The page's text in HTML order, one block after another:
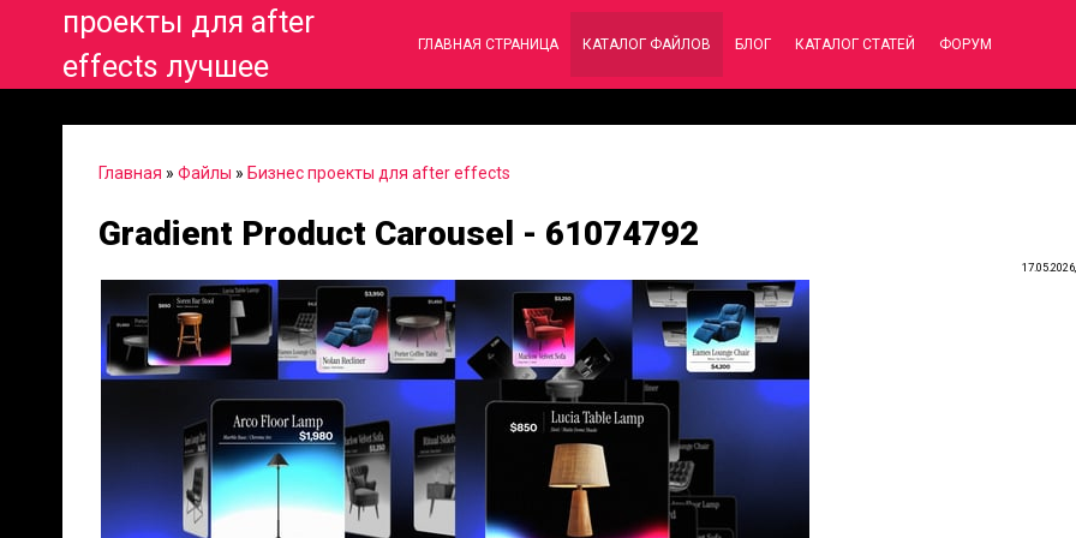
проекты для after
effects лучшее
ГЛАВНАЯ СТРАНИЦА КАТАЛОГ ФАЙЛОВ БЛОГ КАТАЛОГ СТАТЕЙ ФОРУМ
Главная » Файлы » Бизнес проекты для after effects
Gradient Product Carousel - 61074792